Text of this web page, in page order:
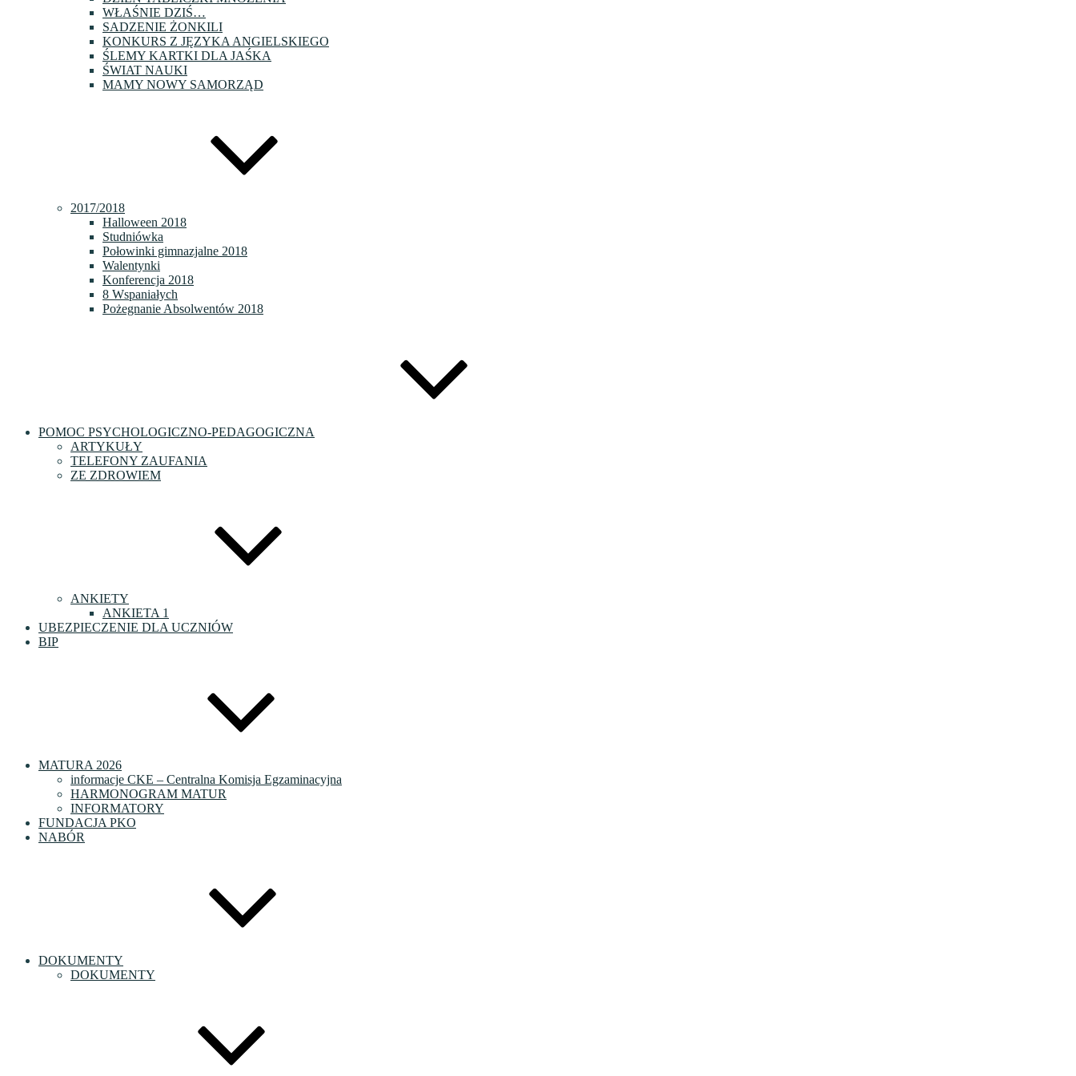
WŁAŚNIE DZIŚ…
SADZENIE ŻONKILI
KONKURS Z JĘZYKA ANGIELSKIEGO
ŚLEMY KARTKI DLA JAŚKA
ŚWIAT NAUKI
MAMY NOWY SAMORZĄD
2017/2018
Halloween 2018
Studniówka
Połowinki gimnazjalne 2018
Walentynki
Konferencja 2018
8 Wspaniałych
Pożegnanie Absolwentów 2018
POMOC PSYCHOLOGICZNO-PEDAGOGICZNA
ARTYKUŁY
TELEFONY ZAUFANIA
ZE ZDROWIEM
ANKIETY
ANKIETA 1
UBEZPIECZENIE DLA UCZNIÓW
BIP
MATURA 2026
informacje CKE – Centralna Komisja Egzaminacyjna
HARMONOGRAM MATUR
INFORMATORY
FUNDACJA PKO
NABÓR
DOKUMENTY
DOKUMENTY